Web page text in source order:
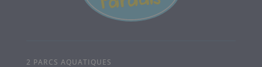
2 PARCS AQUATIQUES